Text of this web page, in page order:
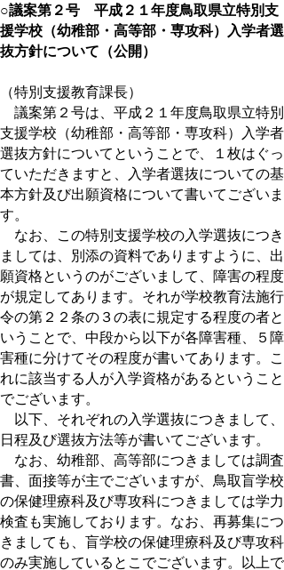
○議案第２号 平成２１年度鳥取県立特別支
援学校（幼稚部・高等部・専攻科）入学者選
抜方針について（公開）
（特別支援教育課長）
議案第２号は、平成２１年度鳥取県立特別
支援学校（幼稚部・高等部・専攻科）入学者
選抜方針についてということで、１枚はぐっ
ていただきますと、入学者選抜についての基
本方針及び出願資格について書いてございま
す。
なお、この特別支援学校の入学選抜につき
ましては、別添の資料でありますように、出
願資格というのがございまして、障害の程度
が規定してあります。それが学校教育法施行
令の第２２条の３の表に規定する程度の者と
いうことで、中段から以下が各障害種、５障
害種に分けてその程度が書いてあります。こ
れに該当する人が入学資格があるということ
でございます。
以下、それぞれの入学選抜につきまして、
日程及び選抜方法等が書いてございます。
なお、幼稚部、高等部につきましては調査
書、面接等が主でございますが、鳥取盲学校
の保健理療科及び専攻科につきましては学力
検査も実施しております。なお、再募集につ
きましても、盲学校の保健理療科及び専攻科
のみ実施しているとこでございます。以上で